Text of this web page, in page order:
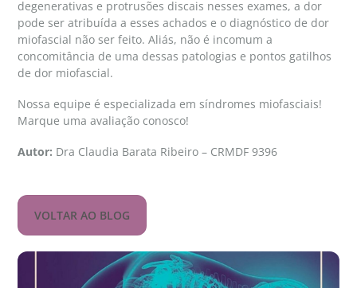
degenerativas e protrusões discais nesses exames, a dor
pode ser atribuída a esses achados e o diagnóstico de dor
miofascial não ser feito. Aliás, não é incomum a
concomitância de uma dessas patologias e pontos gatilhos
de dor miofascial.
Nossa equipe é especializada em síndromes miofasciais!
Marque uma avaliação conosco!
Autor: Dra Claudia Barata Ribeiro – CRMDF 9396
VOLTAR AO BLOG